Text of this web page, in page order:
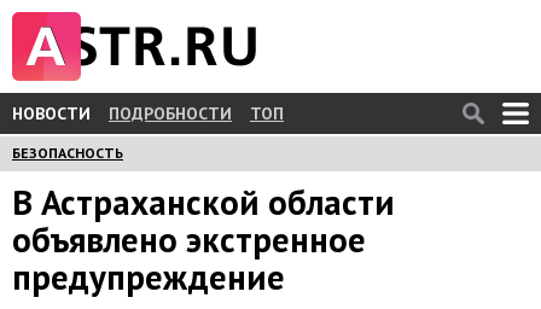
НОВОСТИ ПОДРОБНОСТИ ТОП
БЕЗОПАСНОСТЬ
В Астраханской области
объявлено экстренное
предупреждение